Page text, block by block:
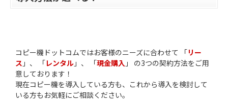
コピー機ドットコムではお客様のニーズに合わせて 「リー
ス 」、 「レンタル 」、 「現金購入 」 の3つの契約方法をご用
意しております！
現在コピー機を導入している方も、これから導入を検討して
いる方もお気軽にご相談ください。